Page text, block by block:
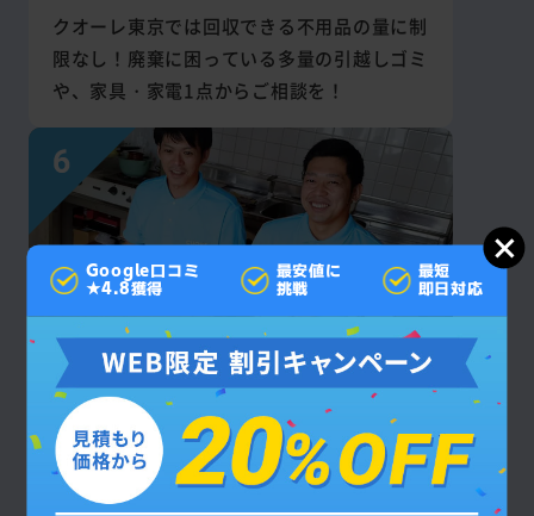
クオーレ東京では回収できる不用品の量に制
限なし！廃棄に困っている多量の引越しゴミ
や、家具・家電1点からご相談を！
見積もり後の
追加料金なし
お支払いいただく回収・作業費は契約成立後
Google口コミ
★4.8獲得
最安値に
挑戦
最短
即日対応